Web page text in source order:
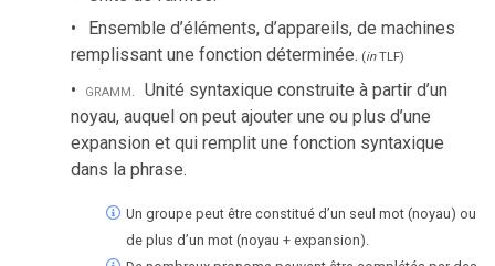
Ensemble d’éléments, d’appareils, de machines
remplissant une fonction déterminée. (inTLF)
gramm. Unité syntaxique construite à partir d’un
noyau, auquel on peut ajouter une ou plus d’une
expansion et qui remplit une fonction syntaxique
dans la phrase.
Un groupe peut être constitué d’un seul mot (noyau) ou
de plus d’un mot (noyau + expansion).